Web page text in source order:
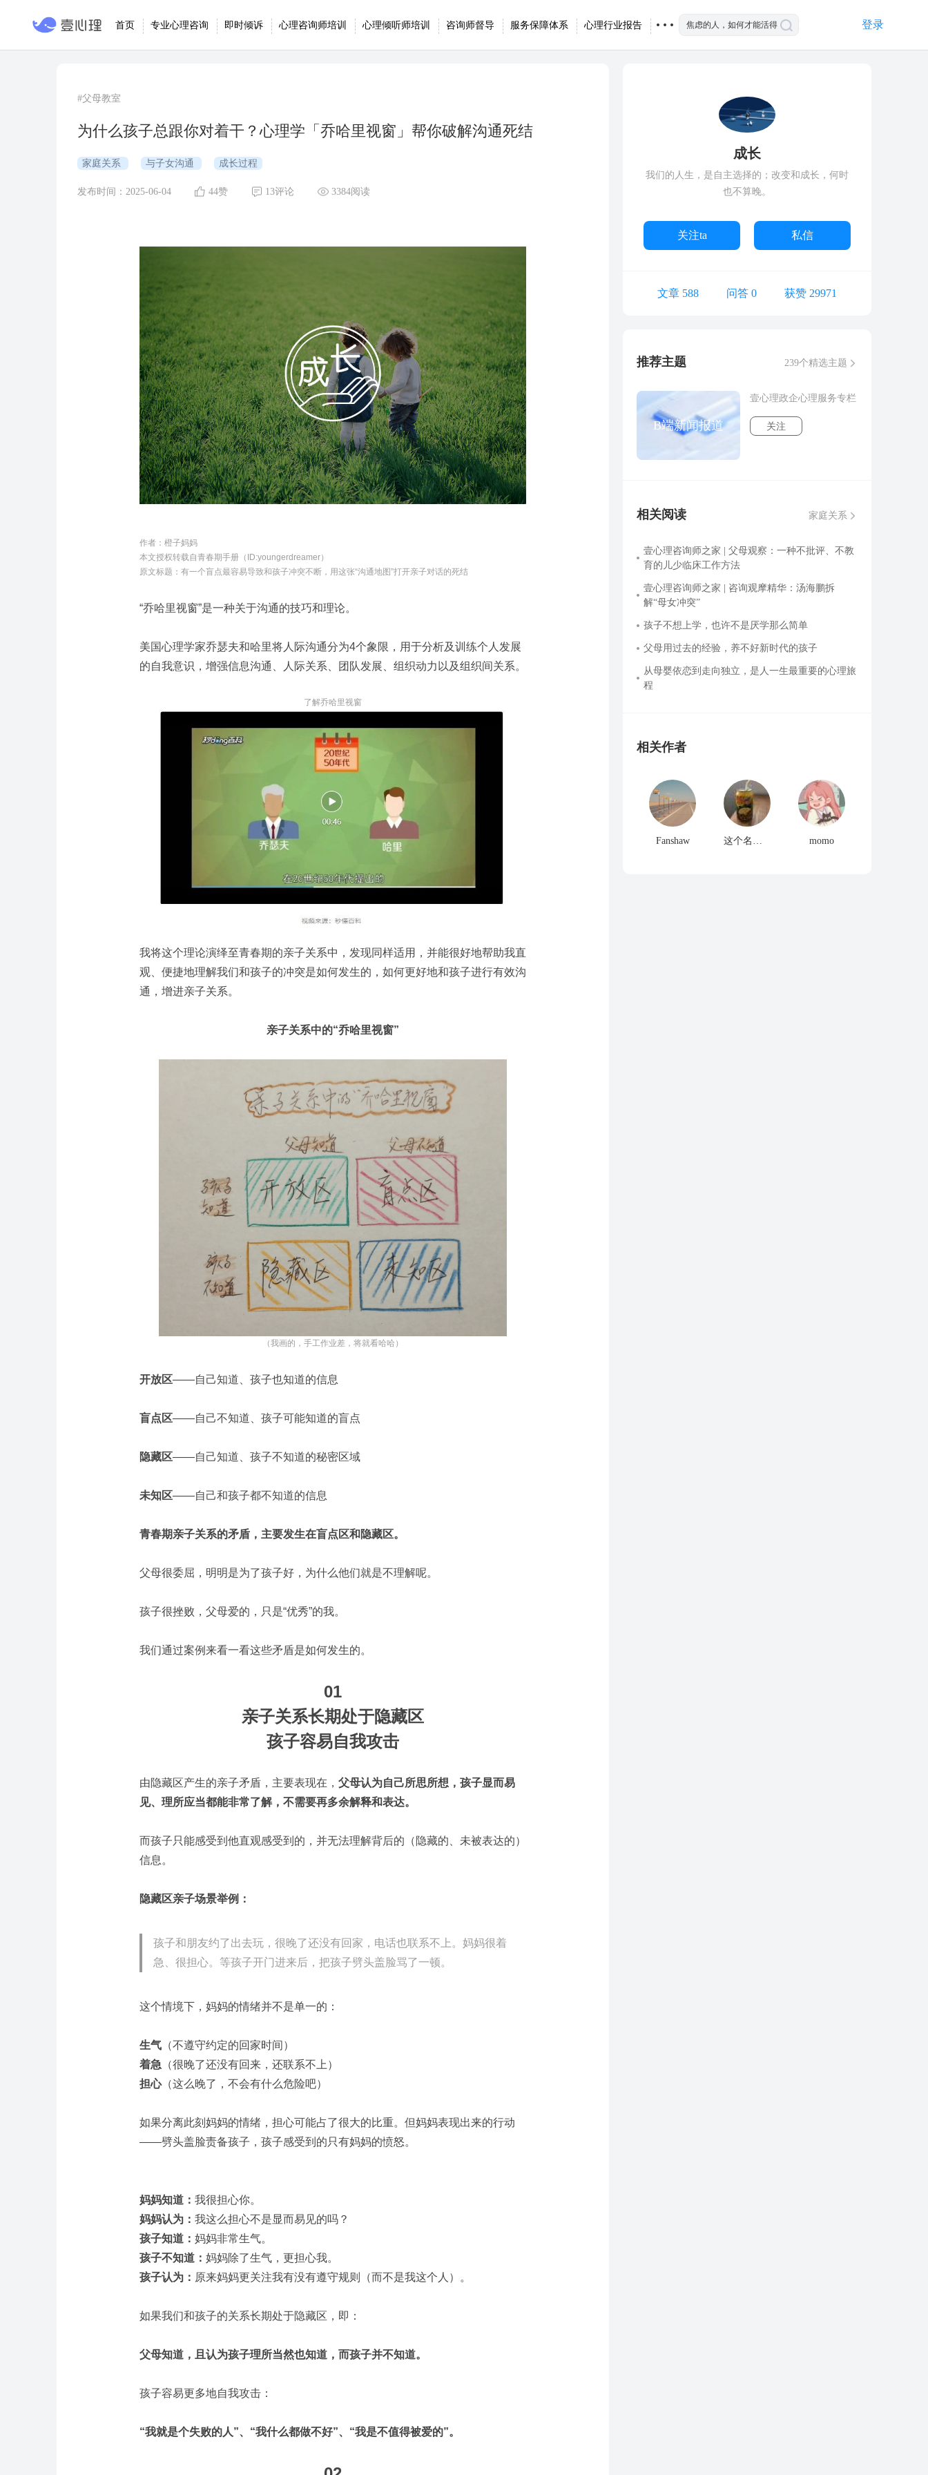
首页 专业心理咨询 即时倾诉 心理咨询师培训 心理倾听师培训 咨询师督导 服务保障体系 心理行业报告 登录
#父母教室
为什么孩子总跟你对着干？心理学「乔哈里视窗」帮你破解沟通死结
家庭关系 与子女沟通 成长过程
发布时间：2025-06-04 44赞 13评论 3384阅读
作者：橙子妈妈
本文授权转载自青春期手册（ID:youngerdreamer）
原文标题： 有一个盲点最容易导致和孩子冲突不断，用这张“沟通地图”打开亲子对话的死结
“乔哈里视窗”是一种关于沟通的技巧和理论。
美国心理学家乔瑟夫和哈里将人际沟通分为4个象限，用于分析及训练个人发展
的自我意识，增强信息沟通、人际关系、团队发展、组织动力以及组织间关系。
了解乔哈里视窗
我将这个理论演绎至青春期的亲子关系中，发现同样适用，并能很好地帮助我直
观、便捷地理解我们和孩子的冲突是如何发生的，如何更好地和孩子进行有效沟
通，增进亲子关系。
亲子关系中的“乔哈里视窗”
（我画的，手工作业差，将就看哈哈）
开放区——自己知道、孩子也知道的信息
盲点区——自己不知道、孩子可能知道的盲点
隐藏区——自己知道、孩子不知道的秘密区域
未知区——自己和孩子都不知道的信息
青春期亲子关系的矛盾，主要发生在盲点区和隐藏区。
父母很委屈，明明是为了孩子好，为什么他们就是不理解呢。
孩子很挫败，父母爱的，只是“优秀”的我。
我们通过案例来看一看这些矛盾是如何发生的。
01
亲子关系长期处于隐藏区
孩子容易自我攻击
由隐藏区产生的亲子矛盾，主要表现在， 父母认为自己所思所想，孩子显而易
见、理所应当都能非常了解，不需要再多余解释和表达。
而孩子只能感受到他直观感受到的，并无法理解背后的（隐藏的、未被表达的）
信息。
隐藏区亲子场景举例：
孩子和朋友约了出去玩，很晚了还没有回家，电话也联系不上。妈妈很着
急、很担心。等孩子开门进来后，把孩子劈头盖脸骂了一顿。
这个情境下，妈妈的情绪并不是单一的：
生气 （不遵守约定的回家时间）
着急 （很晚了还没有回来，还联系不上）
担心（这么晚了，不会有什么危险吧）
如果分离此刻妈妈的情绪，担心可能占了很大的比重。但妈妈表现出来的行动
——劈头盖脸责备孩子，孩子感受到的只有妈妈的愤怒。
妈妈知道： 我很担心你。
妈妈认为： 我这么担心不是显而易见的吗？
孩子知道： 妈妈非常生气。
孩子不知道： 妈妈除了生气，更担心我。
孩子认为： 原来妈妈更关注我有没有遵守规则（而不是我这个人）。
如果我们和孩子的关系长期处于隐藏区，即：
父母知道，且认为孩子理所当然也知道，而孩子并不知道。
孩子容易更多地自我攻击：
“我就是个失败的人”、“我什么都做不好”、“我是不值得被爱的”。
成长
我们的人生，是自主选择的；改变和成长，何时
也不算晚。
关注ta 私信
文章 588 问答 0 获赞 29971
推荐主题 239个精选主题
B端新闻报道
壹心理政企心理服务专栏
关注
相关阅读 家庭关系
壹心理咨询师之家 | 父母观察：一种不批评、不教
育的儿少临床工作方法
壹心理咨询师之家 | 咨询观摩精华：汤海鹏拆
解“母女冲突”
孩子不想上学，也许不是厌学那么简单
父母用过去的经验，养不好新时代的孩子
从母婴依恋到走向独立，是人一生最重要的心理旅
程
相关作者
Fanshaw 这个名字很长这个名字很长 momo